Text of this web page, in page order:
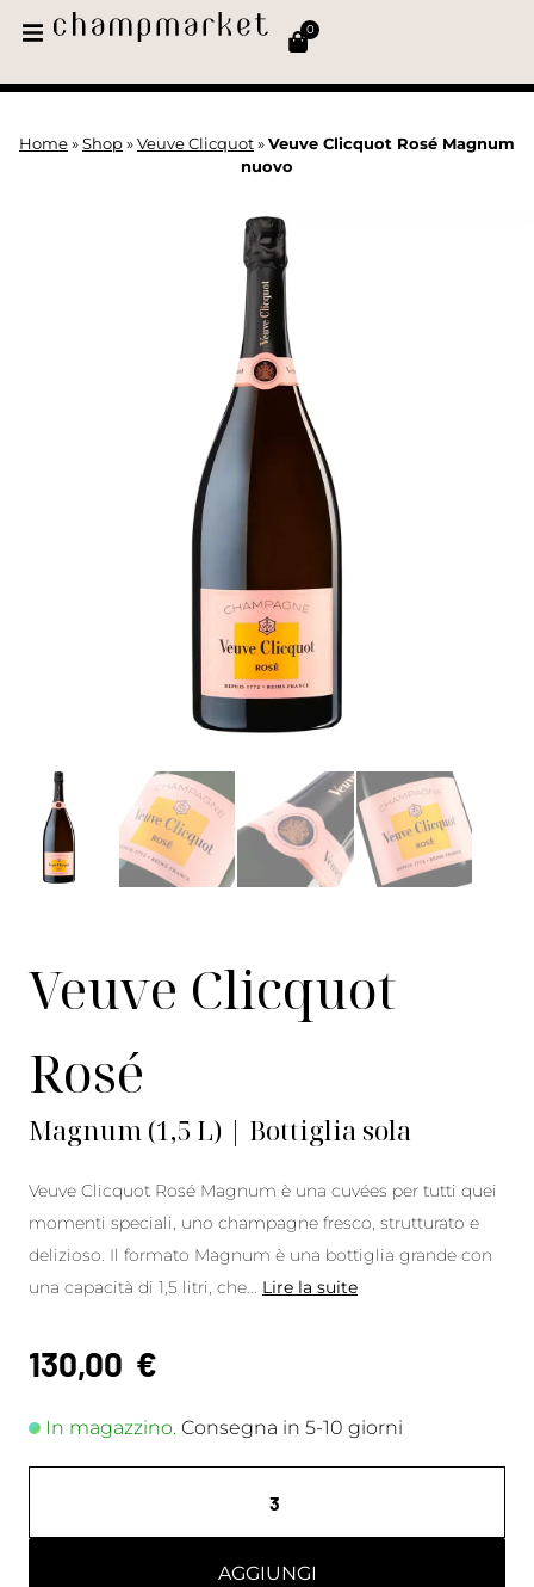
0
Home » Shop » Veuve Clicquot » Veuve Clicquot Rosé Magnum
nuovo
Veuve Clicquot
Rosé
Magnum (1,5 L) | Bottiglia sola
Veuve Clicquot Rosé Magnum è una cuvées per tutti quei
momenti speciali, uno champagne fresco, strutturato e
delizioso. Il formato Magnum è una bottiglia grande con
una capacità di 1,5 litri, che
Lire la suite
130,00 €
In magazzino. Consegna in 5-10 giorni
AGGIUNGI